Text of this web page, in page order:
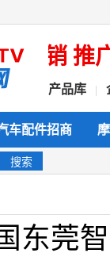
销 推广
产品库
车配件招商
东莞